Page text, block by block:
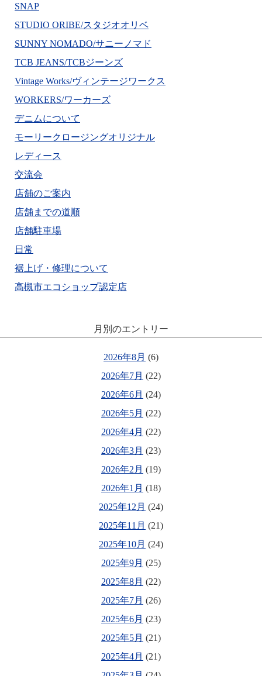
SNAP
STUDIO ORIBE/スタジオオリベ
SUNNY NOMADO/サニーノマド
TCB JEANS/TCBジーンズ
Vintage Works/ヴィンテージワークス
WORKERS/ワーカーズ
デニムについて
モーリークロージングオリジナル
レディース
交流会
店舗のご案内
店舗までの道順
店舗駐車場
日常
裾上げ・修理について
高槻市エコショップ認定店
月別のエントリー
2026年8月 (6)
2026年7月 (22)
2026年6月 (24)
2026年5月 (22)
2026年4月 (22)
2026年3月 (23)
2026年2月 (19)
2026年1月 (18)
2025年12月 (24)
2025年11月 (21)
2025年10月 (24)
2025年9月 (25)
2025年8月 (22)
2025年7月 (26)
2025年6月 (23)
2025年5月 (21)
2025年4月 (21)